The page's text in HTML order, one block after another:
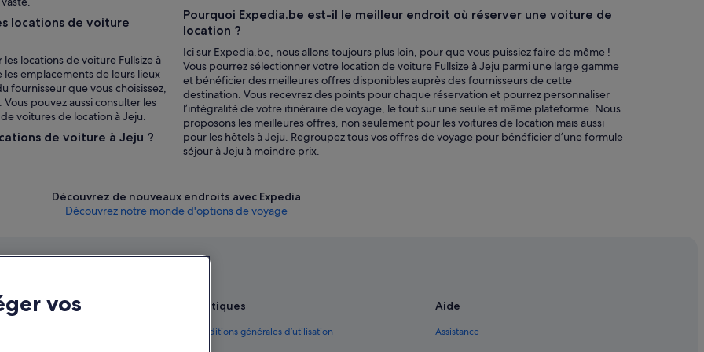
locations de voiture
locations de voiture Fullsize à
emplacements de leurs lieux
fournisseur que vous choisissez,
pouvez aussi consulter les
voitures de location à Jeju.
de voiture à Jeju ?
Pourquoi Expedia.be est-il le meilleur endroit où réserver une voiture de
location ?
Ici sur Expedia.be, nous allons toujours plus loin, pour que vous puissiez faire de même !
Vous pourrez sélectionner votre location de voiture Fullsize à Jeju parmi une large gamme
et bénéficier des meilleures offres disponibles auprès des fournisseurs de cette
destination. Vous recevrez des points pour chaque réservation et pourrez personnaliser
l’intégralité de votre itinéraire de voyage, le tout sur une seule et même plateforme. Nous
proposons les meilleures offres, non seulement pour les voitures de location mais aussi
pour les hôtels à Jeju. Regroupez tous vos offres de voyage pour bénéficier d’une formule
séjour à Jeju à moindre prix.
Découvrez de nouveaux endroits avec Expedia
Découvrez notre monde d'options de voyage
Politiques
Conditions générales d’utilisation
Aide
Assistance
vos